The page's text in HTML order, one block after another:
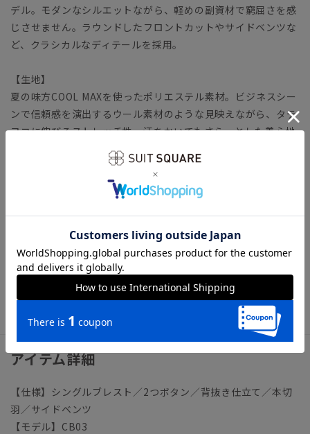
デル。モダンなシルエットながら、軽めの副資材で窮屈さを感
じさせません。ラウンドしたフロントカットやサイドベンツな
ど、クラシカルなディテールを採用。
【生地】
夏の味方COOL MAXを使ったポリエステル素材。ビジネスシー
ンで信頼感を演出するウール素材のような見映えながら、タテ
ヨコに伸びるストレッチ性、汗をかいてもさらっとした着心地
が続く吸湿速乾性など機能面も充実。
ウォッシャブル／汚れてもご家庭で簡単にお洗濯が可能です。
COOL MAX（クールマックス）／綿の5倍のスピードで汗を吸
収・蒸散し、肌表面を常にドライに保つハイテク素材。通気性
にも優れ、サラリと快適な着用感を実現します。
ビジネス ビジネスカジュアル オフィスカジュアル テーラ
ード 2WAYストレッチ 吸湿速乾
アイテム詳細
【仕様】シングルブレスト／2つボタン／背抜き仕立て／本切
羽／サイドベンツ
【モデル】CB03